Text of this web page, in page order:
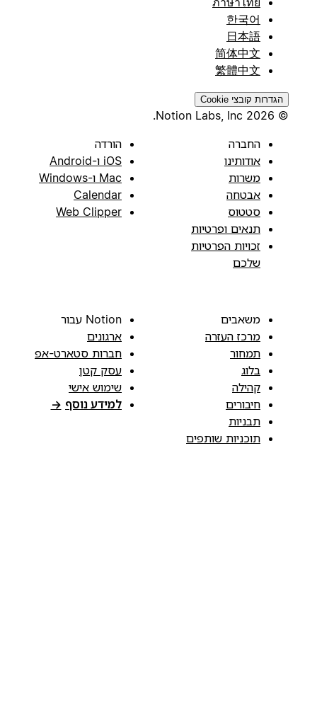
한국어
日本語
简体中文
繁體中文
הגדרות קובצי Cookie
החברה
אודותינו
משרות
אבטחה
סטטוס
תנאים ופרטיות
זכויות הפרטיות
שלכם
הורדה
iOS ו-Android
Mac ו-Windows
Calendar
Web Clipper
משאבים
מרכז העזרה
תמחור
בלוג
קהילה
חיבורים
תבניות
תוכניות שותפים
Notion עבור
ארגונים
חברות סטארט-אפ
עסק קטן
שימוש אישי
למידע נוסף →